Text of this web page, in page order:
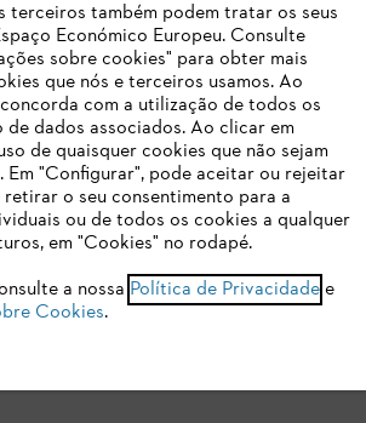
de Reclamações
de acessibilidade
gerais de venda Proteção de Dados
terceiros também podem tratar os seus
Económico Europeu. Consulte
sobre cookies" para obter mais
que nós e terceiros usamos. Ao
com a utilização de todos os
dados associados. Ao clicar em
de quaisquer cookies que não sejam
Em "Configurar", pode aceitar ou rejeitar
o seu consentimento para a
ou de todos os cookies a qualquer
em "Cookies" no rodapé.
a nossa Política de Privacidadee
Cookies.